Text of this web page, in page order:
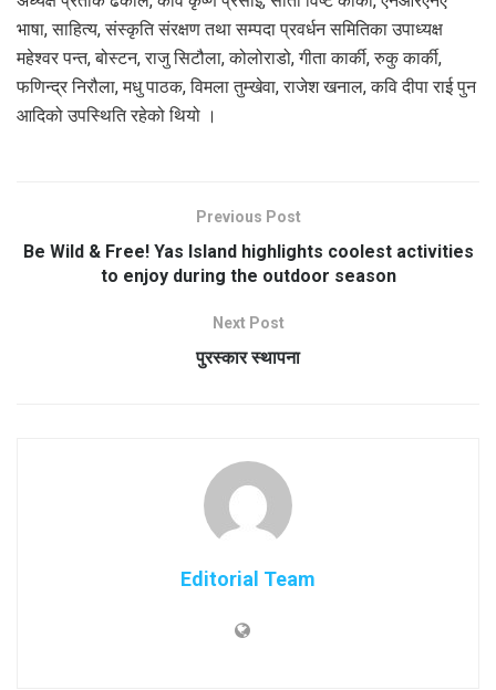
भाषा, साहित्य, संस्कृति संरक्षण तथा सम्पदा प्रवर्धन समितिका उपाध्यक्ष
महेश्वर पन्त, बोस्टन, राजु सिटौला, कोलोराडो, गीता कार्की, रुकु कार्की,
फणिन्द्र निरौला, मधु पाठक, विमला तुम्खेवा, राजेश खनाल, कवि दीपा राई पुन
आदिको उपस्थिति रहेको थियो ।
Previous Post
Be Wild & Free! Yas Island highlights coolest activities
to enjoy during the outdoor season
Next Post
पुरस्कार स्थापना
Editorial Team